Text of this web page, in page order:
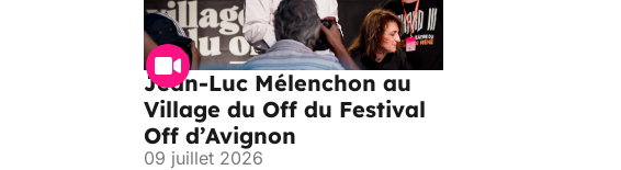
Jean-Luc Mélenchon au
Village du Off du Festival
Off d’Avignon
09 juillet 2026